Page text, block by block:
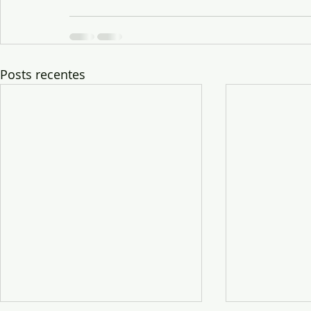
Posts recentes